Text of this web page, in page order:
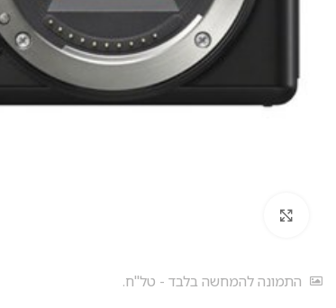
התמונה להמחשה בלבד - טל"ח.